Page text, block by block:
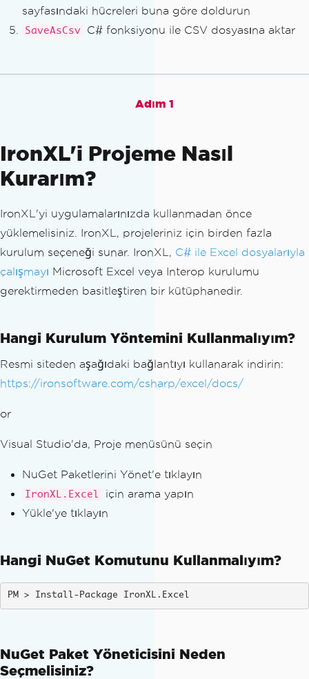
sayfasındaki hücreleri buna göre doldurun
SaveAsCsv C# fonksiyonu ile CSV dosyasına aktar
Adım 1
IronXL'i Projeme Nasıl
Kurarım?
IronXL'yi uygulamalarınızda kullanmadan önce
yüklemelisiniz. IronXL, projeleriniz için birden fazla
kurulum seçeneği sunar. IronXL, C# ile Excel dosyalarıyla
çalışmayı Microsoft Excel veya Interop kurulumu
gerektirmeden basitleştiren bir kütüphanedir.
Hangi Kurulum Yöntemini Kullanmalıyım?
Resmi siteden aşağıdaki bağlantıyı kullanarak indirin:
https://ironsoftware.com/csharp/excel/docs/
or
Visual Studio'da, Proje menüsünü seçin
NuGet Paketlerini Yönet'e tıklayın
IronXL.Excel
için arama yapın
Yükle'ye tıklayın
Hangi NuGet Komutunu Kullanmalıyım?
Install-Package IronXL.Excel
NuGet Paket Yöneticisini Neden
Seçmelisiniz?